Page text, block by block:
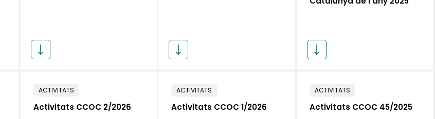
ACTIVITATS
Activitats CCOC 2/2026
ACTIVITATS
Activitats CCOC 1/2026
ACTIVITATS
Activitats CCOC 45/2025